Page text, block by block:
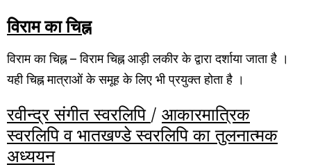
विराम का चिह्न
विराम का चिह्न – विराम चिह्न आड़ी लकीर के द्वारा दर्शाया जाता है ।
यही चिह्न मात्राओं के समूह के लिए भी प्रयुक्त होता है ।
रवीन्द्र संगीत स्वरलिपि / आकारमात्रिक
स्वरलिपि व भातखण्डे स्वरलिपि का तुलनात्मक
अध्ययन